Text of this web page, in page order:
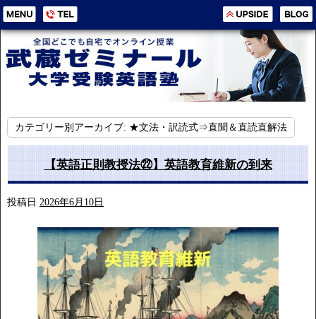
カテゴリー別アーカイブ: ★文法・訳読式⇒直聞＆直読直解法
【英語正則教授法㉒】英語教育維新の到来
投稿日 2026年6月10日